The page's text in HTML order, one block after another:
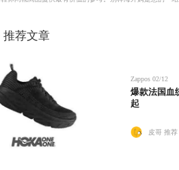
推荐文章
Zappos 02/12
爆款法国血
起
皮哥 推荐